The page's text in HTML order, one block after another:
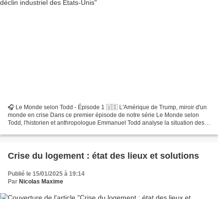
🎧 Le Monde selon Todd - Épisode 1 🇺🇸 L'Amérique de Trump, miroir d'un
monde en crise Dans ce premier épisode de notre série Le Monde selon
Todd, l'historien et anthropologue Emmanuel Todd analyse la situation des
Crise du logement : état des lieux et solutions
Publié le 15/01/2025 à 19:14
Par Nicolas Maxime